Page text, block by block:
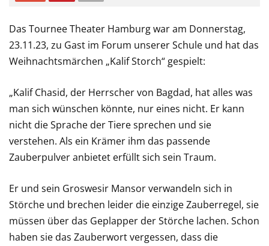
Das Tournee Theater Hamburg war am Donnerstag,
23.11.23, zu Gast im Forum unserer Schule und hat das
Weihnachtsmärchen „Kalif Storch“ gespielt:
„Kalif Chasid, der Herrscher von Bagdad, hat alles was
man sich wünschen könnte, nur eines nicht. Er kann
nicht die Sprache der Tiere sprechen und sie
verstehen. Als ein Krämer ihm das passende
Zauberpulver anbietet erfüllt sich sein Traum.
Er und sein Groswesir Mansor verwandeln sich in
Störche und brechen leider die einzige Zauberregel, sie
müssen über das Geplapper der Störche lachen. Schon
haben sie das Zauberwort vergessen, dass die